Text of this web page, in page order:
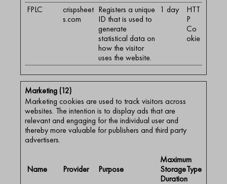
FPLC
crispsheet
s.com
Registers a unique
ID that is used to
generate
statistical data on
how the visitor
uses the website.
1 day
HTT
P
Co
okie
Marketing (12)
Marketing cookies are used to track visitors across
websites. The intention is to display ads that are
relevant and engaging for the individual user and
thereby more valuable for publishers and third party
advertisers.
Name Provider Purpose
Maximum
Storage
Duration
Type